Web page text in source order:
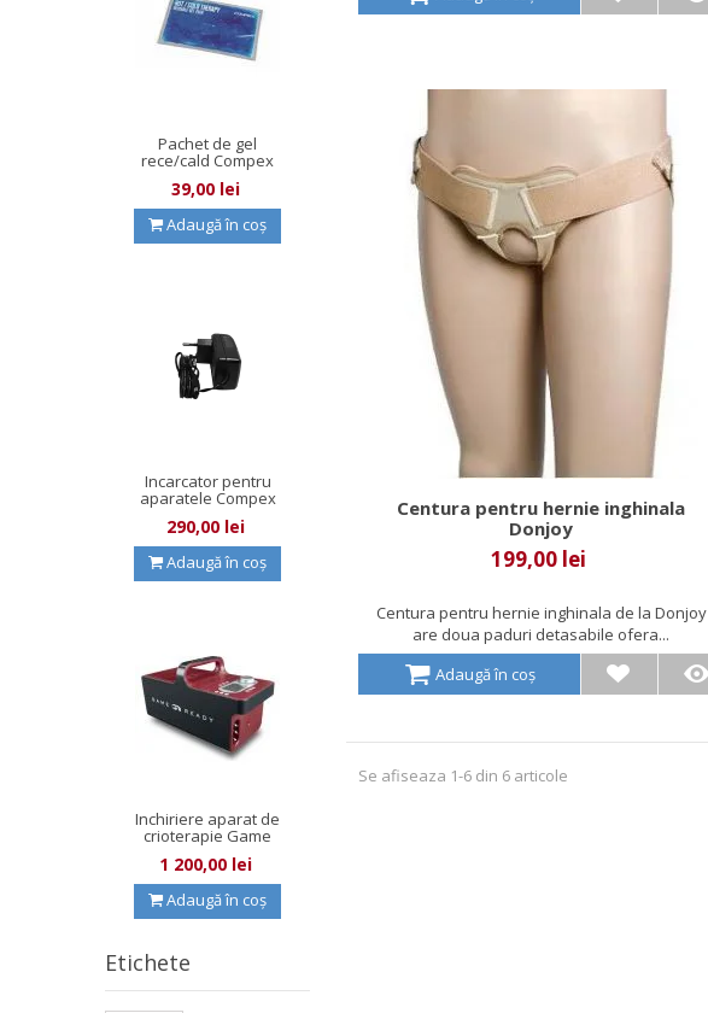
Pachet de gel
rece/cald Compex
39,00 lei
Adaugă în coș
Incarcator pentru
aparatele Compex
cu fire...
290,00 lei
Adaugă în coș
Inchiriere aparat de
crioterapie Game
1 200,00 lei
Adaugă în coș
Etichete
Centura pentru hernie inghinala
Donjoy
199,00 lei
Centura pentru hernie inghinala de la Donjoy
are doua paduri detasabile ofera...
Adaugă în coș
Se afiseaza 1-6 din 6 articole